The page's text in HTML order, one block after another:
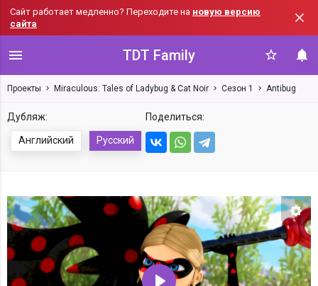
Сайт работает медленно? Переходите на новую версию
сайта
TDT Family
Проекты Miraculous: Tales of Ladybug & Cat Noir Сезон 1 Antibug
Дубляж:
Английский Русский
Поделиться: